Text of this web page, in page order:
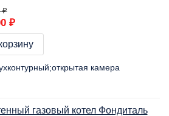
₽
₽
открытая камера
газовый котел Фондиталь